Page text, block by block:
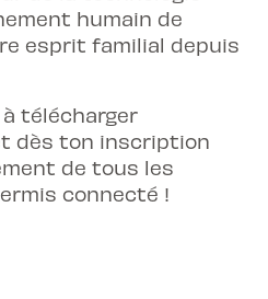
humain de
esprit familial depuis
à télécharger
dès ton inscription
de tous les
connecté !